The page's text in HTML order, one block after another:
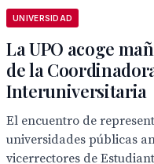
UNIVERSIDAD
La UPO acoge
de la
Interuniversitaria
El encuentro de
universidades públicas
vicerrectores de